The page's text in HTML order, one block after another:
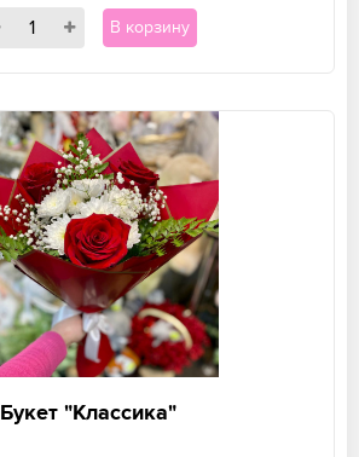
В корзину
Букет "Классика"